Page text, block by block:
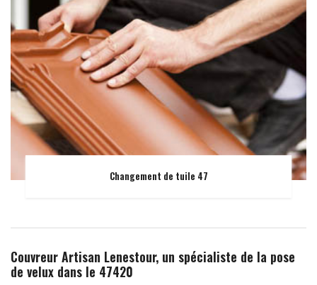
Changement de tuile 47
Couvreur Artisan Lenestour, un spécialiste de la pose
de velux dans le 47420